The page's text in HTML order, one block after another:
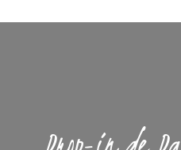
SERMONES